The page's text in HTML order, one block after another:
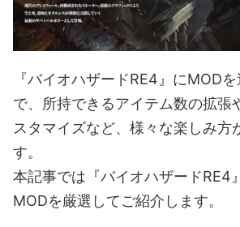
『バイオハザードRE4』にMOD
で、所持できるアイテム数の拡張
スタマイズなど、様々な楽しみ方
す。
本記事では『バイオハザードRE4
MODを厳選してご紹介します。